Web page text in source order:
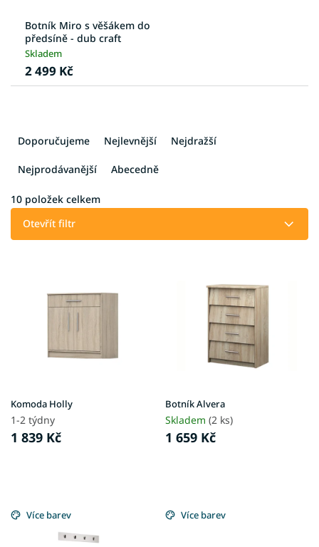
Botník Miro s věšákem do
předsíně - dub craft
Skladem
2 499 Kč
í
Doporučujeme Nejlevnější Nejdražší
Nejprodávanější Abecedně
10 položek celkem
Otevřít filtr
u
k
t
ů
Komoda Holly
1-2 týdny
1 839 Kč
Botník Alvera
Skladem (2 ks)
1 659 Kč
Více barev Více barev